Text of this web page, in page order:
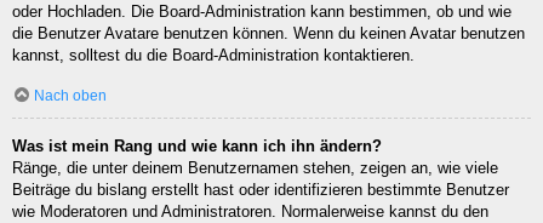
oder Hochladen. Die Board-Administration kann bestimmen, ob und wie
die Benutzer Avatare benutzen können. Wenn du keinen Avatar benutzen
kannst, solltest du die Board-Administration kontaktieren.
Nach oben
Was ist mein Rang und wie kann ich ihn ändern?
Ränge, die unter deinem Benutzernamen stehen, zeigen an, wie viele
Beiträge du bislang erstellt hast oder identifizieren bestimmte Benutzer
wie Moderatoren und Administratoren. Normalerweise kannst du den